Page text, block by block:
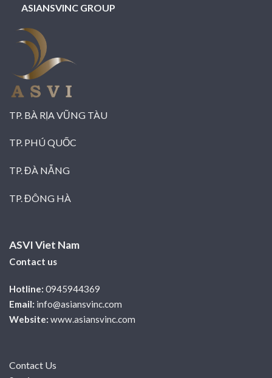
ASIANSVINC GROUP
TP. BÀ RỊA VŨNG TÀU
TP. PHÚ QUỐC
TP. ĐÀ NẴNG
TP. ĐÔNG HÀ
ASVI Viet Nam
Contact us
Hotline: 0945944369
Email: info@asiansvinc.com
Website: www.asiansvinc.com
Contact Us